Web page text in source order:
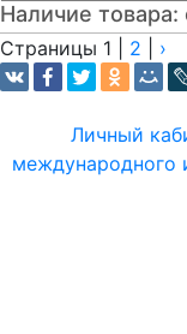
Наличие товара:
Страницы 1 2 ›
Личный
международного